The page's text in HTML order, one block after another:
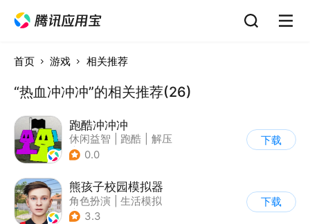
首页 游戏 相关推荐
“热血冲冲冲”的相关推荐(26)
跑酷冲冲冲
休闲益智 跑酷
解压
| 清新
0.0
下载
熊孩子校园模拟器
角色扮演
生活模拟
| 写实
3.3
下载